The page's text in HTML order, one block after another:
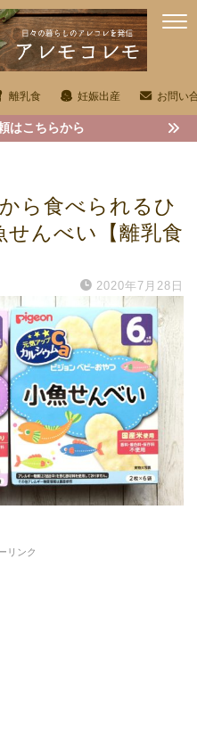
離乳食 妊娠出産 お問い
はこちらから
ら食べられるひ
せんべい【離乳食
2020年7月28日
リンク